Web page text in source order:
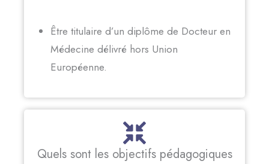
Être titulaire d’un diplôme de Docteur en
Médecine délivré hors Union
Européenne.
Quels sont les objectifs pédagogiques